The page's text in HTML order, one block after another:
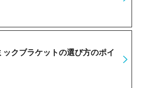
クブラケットの選び方のポイ